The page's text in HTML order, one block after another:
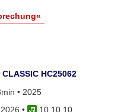
HC25062
• 2025
•
10 10 10